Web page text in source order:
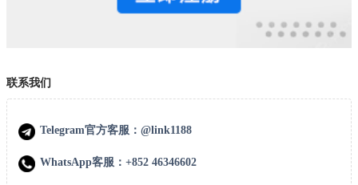
联系我们
Telegram官方客服：@link1188
WhatsApp客服：+852 46346602